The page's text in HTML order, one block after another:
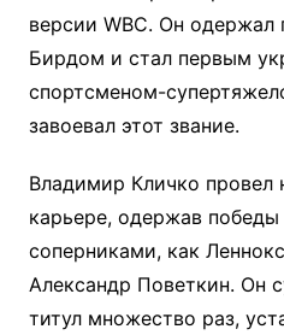
версии WBC. Он одержал
Бирдом и стал первым
спортсменом-
завоевал этот звание.
Владимир Кличко провел
карьере, одержав
соперниками, как
Александр Поветкин. Он
титул множество раз,